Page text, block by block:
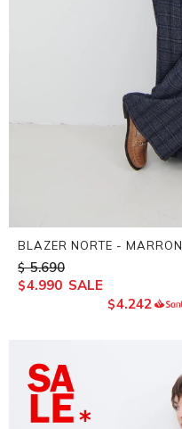
BLAZER NORTE - MARRON
$ 5.690
$4.990
$4.242